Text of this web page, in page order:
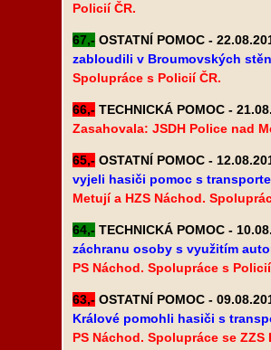
Policií ČR.
67,- OSTATNÍ POMOC -
zabloudili v Broumovských
Spolupráce s Policií ČR.
66,- TECHNICKÁ POMOC -
Zasahovala: JSDH Police nad
65,- OSTATNÍ POMOC -
vyjeli hasiči pomoc s
Metují a HZS Náchod.
64,- TECHNICKÁ POMOC -
záchranu osoby s využitím
PS Náchod. Spolupráce s
63,- OSTATNÍ POMOC -
Králové pomohli hasiči s
PS Náchod. Spolupráce se ZZS